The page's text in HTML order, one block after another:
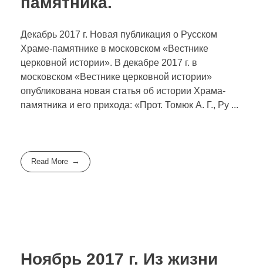
Декабрь 2017 г. Новая публикация о Русском
Храме-памятнике в московском «Вестнике
церковной истории». В декабре 2017 г. в
московском «Вестнике церковной истории»
опубликована новая статья об истории Храма-
памятника и его прихода: «Прот. Томюк А. Г., Ру ...
Read More
Ноябрь 2017 г. Из жизни